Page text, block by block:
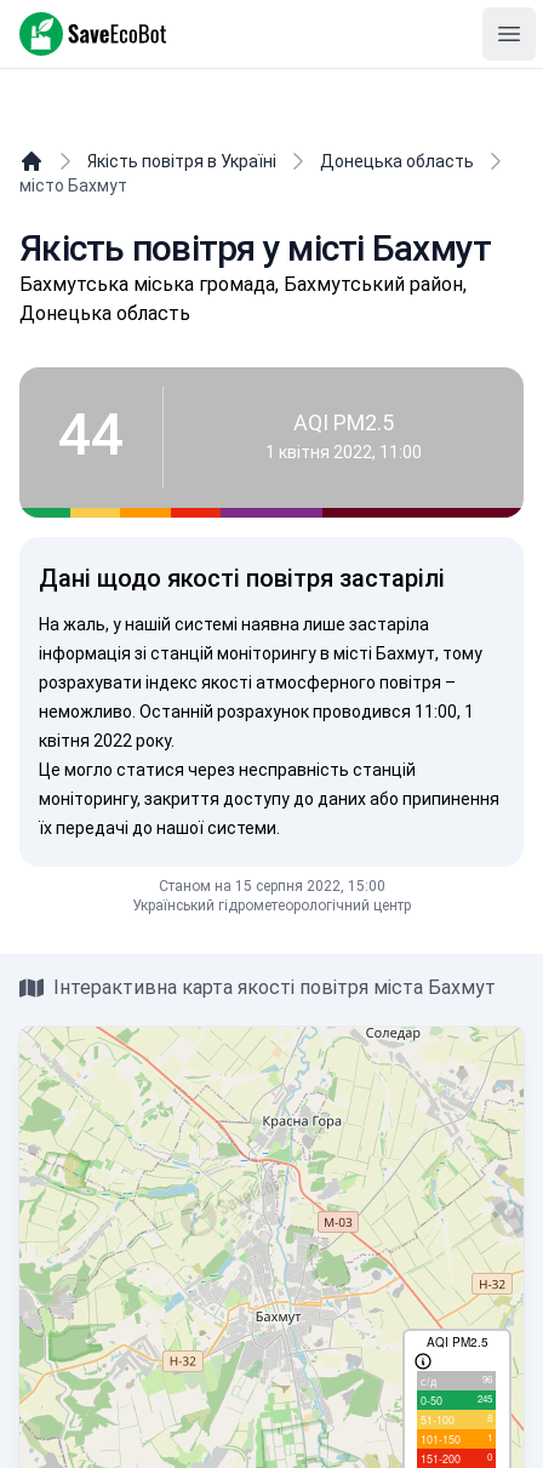
SaveEcoBot
Якість повітря в Україні
Донецька область
місто Бахмут
Якість повітря у місті Бахмут
Бaхмутськa міська громада, Бахмутський район,
Донецька область
44 AQI PM2.5
1 квітня 2022, 11:00
Дані щодо якості повітря застарілі
На жаль, у нашій системі наявна лише застаріла
інформація зі станцій моніторингу в місті Бахмут, тому
розрахувати індекс якості атмосферного повітря –
неможливо. Останній розрахунок проводився 11:00, 1
квітня 2022 року.
Це могло статися через несправність станцій
моніторингу, закриття доступу до даних або припинення
їх передачі до нашої системи.
Станом на 15 серпня 2022, 15:00
Український гідрометеорологічний центр
Інтерактивна карта якості повітря міста Бахмут
AQI PM2.5
с/д 96
0-50 245
51-100 8
101-150 1
151-200 0